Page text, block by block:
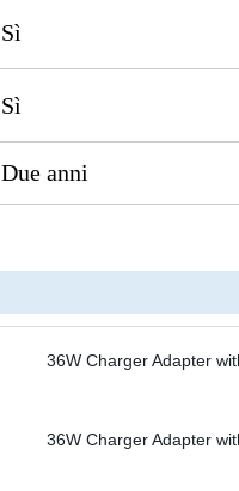
Sì
Sì
Due anni